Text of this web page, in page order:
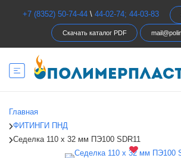
+7 (8352) 50-74-44\ 44-02-74; 44-03-83
Скачать каталог PDF
Главная
ФИТИНГИ ПНД
Седелка 110 х 32 мм ПЭ100 SDR11